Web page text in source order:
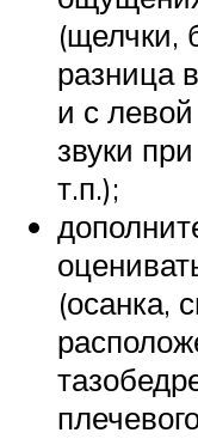
(щелчки,
разница
и с
звуки
т.п.);
(осанка,